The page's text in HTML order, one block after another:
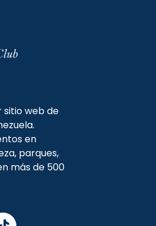
sitio web de
en
parques,
más de 500